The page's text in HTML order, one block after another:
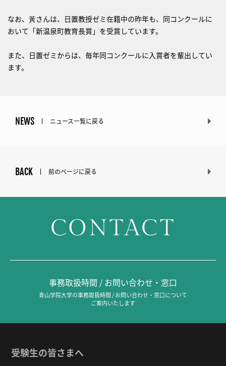
なお、黃さんは、日置教授ゼミ在籍中の昨年も、同コンクールに
おいて「新温泉町教育長賞」を受賞しています。
また、日置ゼミからは、毎年同コンクールに入賞者を輩出してい
ます。
NEWS ニュース一覧に戻る
BACK 前のページに戻る
CONTACT
事務取扱時間 / お問い合わせ・窓口
青山学院大学の事務取扱時間 / お問い合わせ・窓口について
ご案内いたします
受験生の皆さまへ